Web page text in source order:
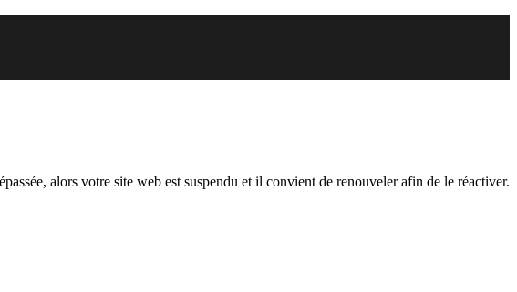
alors votre site web est suspendu et il convient de renouveler afin de le réactiver.